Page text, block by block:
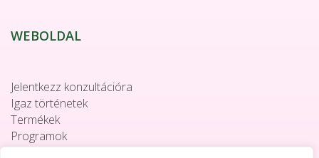
WEBOLDAL
Jelentkezz konzultációra
Igaz történetek
Termékek
Programok